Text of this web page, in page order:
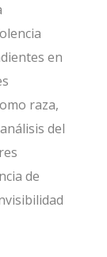
en
raza,
del
de